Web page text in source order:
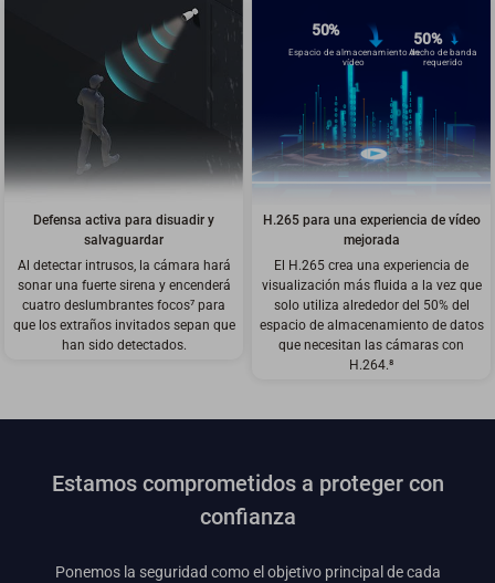
Defensa activa para disuadir y
salvaguardar
Al detectar intrusos, la cámara hará
sonar una fuerte sirena y encenderá
cuatro deslumbrantes focos⁷ para
que los extraños invitados sepan que
han sido detectados.
50%
Espacio de almacenamiento de
vídeo
50%
Ancho de banda
requerido
H.265 para una experiencia de vídeo
mejorada
El H.265 crea una experiencia de
visualización más fluida a la vez que
solo utiliza alrededor del 50% del
espacio de almacenamiento de datos
que necesitan las cámaras con
H.264.⁸
Estamos comprometidos a proteger con
confianza
Ponemos la seguridad como el objetivo principal de cada